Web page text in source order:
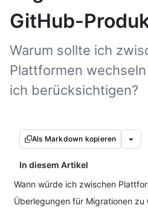
GitHub-
Warum sollte ich
Plattformen
ich berücksichtigen?
Als Markdown kopieren
In diesem Artikel
Wann würde ich zwischen
Überlegungen für Migrationen zu